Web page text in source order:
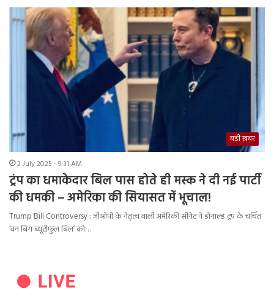
बड़ी ख़बर
2 July 2025 - 9:31 AM
ट्रंप का धमाकेदार बिल पास होते ही मस्क ने दी नई पार्टी
की धमकी – अमेरिका की सियासत में भूचाल!
Trump Bill Controversy : जीओपी के नेतृत्व वाली अमेरिकी सीनेट ने डोनाल्ड ट्रंप के चर्चित
‘वन बिग ब्यूटीफुल बिल’ को…